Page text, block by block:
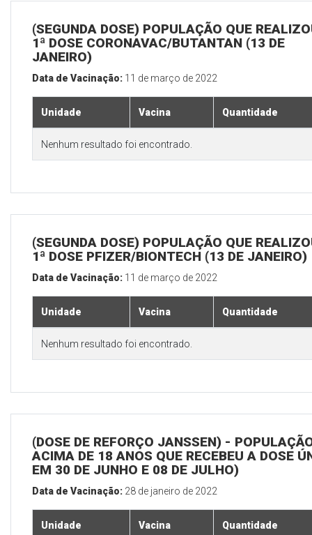
(SEGUNDA DOSE) POPULAÇÃO QUE
1ª DOSE CORONAVAC/BUTANTAN (13 DE
JANEIRO)
Data de Vacinação: 11 de março de 2022
Unidade Vacina Quantidade
Nenhum resultado foi encontrado.
(SEGUNDA DOSE) POPULAÇÃO QUE
1ª DOSE PFIZER/BIONTECH (13 DE JANEIRO)
Data de Vacinação: 11 de março de 2022
Unidade Vacina Quantidade
Nenhum resultado foi encontrado.
(DOSE DE REFORÇO JANSSEN) -
ACIMA DE 18 ANOS QUE RECEBEU A DOSE
EM 30 DE JUNHO E 08 DE JULHO)
Data de Vacinação: 28 de janeiro de 2022
Unidade Vacina Quantidade